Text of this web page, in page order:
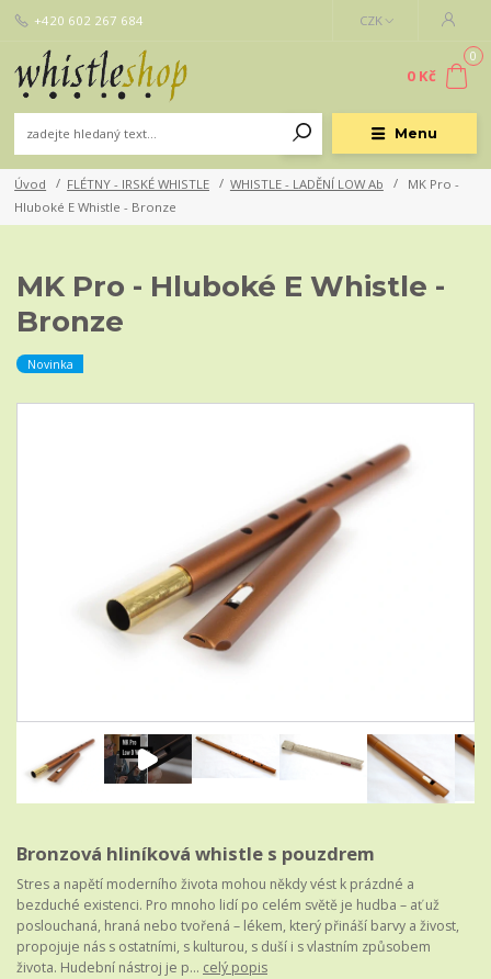
Menu
CZK
+420 602 267 684
0
0 Kč
Úvod FLÉTNY - IRSKÉ WHISTLE WHISTLE - LADĚNÍ LOW Ab
MK Pro -
Hluboké E Whistle - Bronze
MK Pro - Hluboké E Whistle -
Bronze
Novinka
Bronzová hliníková whistle s pouzdrem
Stres a napětí moderního života mohou někdy vést k prázdné a
bezduché existenci. Pro mnoho lidí po celém světě je hudba – ať už
poslouchaná, hraná nebo tvořená – lékem, který přináší barvy a živost,
propojuje nás s ostatními, s kulturou, s duší i s vlastním způsobem
života. Hudební nástroj je p... celý popis